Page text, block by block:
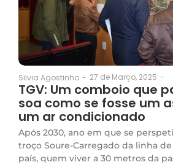
Silvia Agostinho - 27 de Março, 2025 -
TGV: Um comboio que
soa como se fosse um
um ar condicionado
Após 2030, ano em que se
troço Soure-Carregado da linha
país, quem viver a 30 metros da